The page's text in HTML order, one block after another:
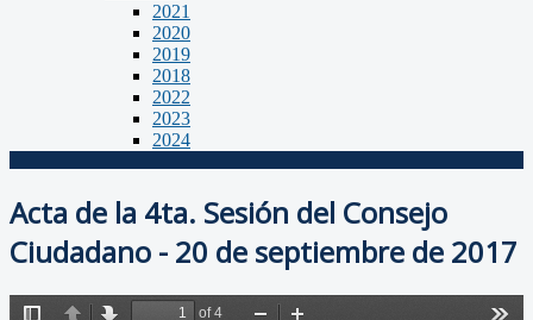
2021
2020
2019
2018
2022
2023
2024
Acta de la 4ta. Sesión del Consejo
Ciudadano - 20 de septiembre de 2017